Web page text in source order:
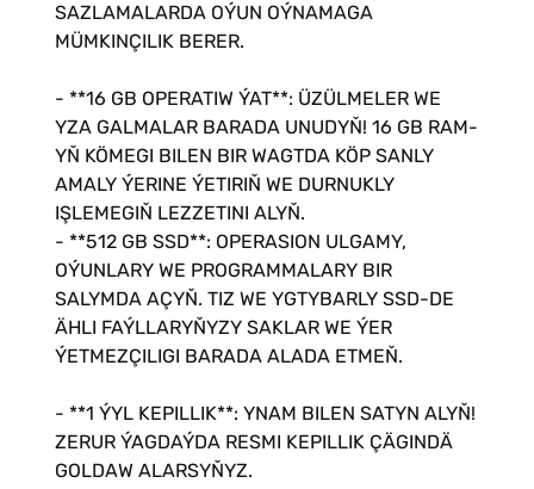
SAZLAMALARDA OÝUN OÝNAMAGA
MÜMKINÇILIK BERER.
- **16 GB OPERATIW ÝAT**: ÜZÜLMELER WE
YZA GALMALAR BARADA UNUDYŇ! 16 GB RAM-
YŇ KÖMEGI BILEN BIR WAGTDA KÖP SANLY
AMALY ÝERINE ÝETIRIŇ WE DURNUKLY
IŞLEMEGIŇ LEZZETINI ALYŇ.
- **512 GB SSD**: OPERASION ULGAMY,
OÝUNLARY WE PROGRAMMALARY BIR
SALYMDA AÇYŇ. TIZ WE YGTYBARLY SSD-DE
ÄHLI FAÝLLARYŇYZY SAKLAR WE ÝER
ÝETMEZÇILIGI BARADA ALADA ETMEŇ.
- **1 ÝYL KEPILLIK**: YNAM BILEN SATYN ALYŇ!
ZERUR ÝAGDAÝDA RESMI KEPILLIK ÇÄGINDÄ
GOLDAW ALARSYŇYZ. ️